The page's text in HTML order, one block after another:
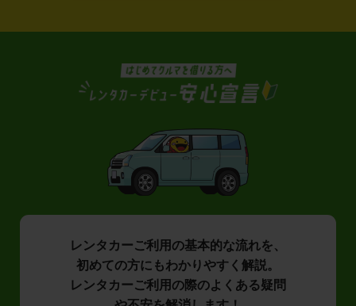
レンタカーご利用の基本的な流れを、
初めての方にもわかりやすく解説。
レンタカーご利用の際のよくある疑問